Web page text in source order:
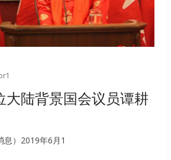
大陆背景国会议员谭耕
息）2019年6月1